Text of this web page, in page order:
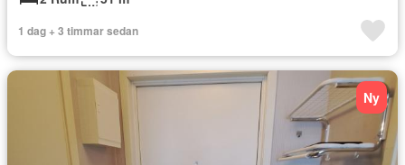
1 dag + 3 timmar sedan
Ny